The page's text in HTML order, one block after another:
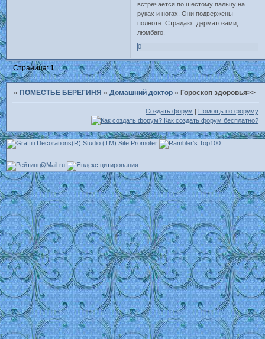
встречается по шестому пальцу на
руках и ногах. Они подвержены
полноте. Страдают дерматозами,
люмбаго.
0
Страница:1
» ПОМЕСТЬЕ БЕРЕГИНЯ »Домашний доктор » Гороскоп здоровья>>
Создать форум Помощь по форуму